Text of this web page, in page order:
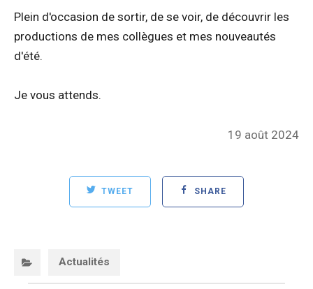
Plein d'occasion de sortir, de se voir, de découvrir les
productions de mes collègues et mes nouveautés
d'été.
Je vous attends.
Posted
19 août 2024
TWEET SHARE
Actualités